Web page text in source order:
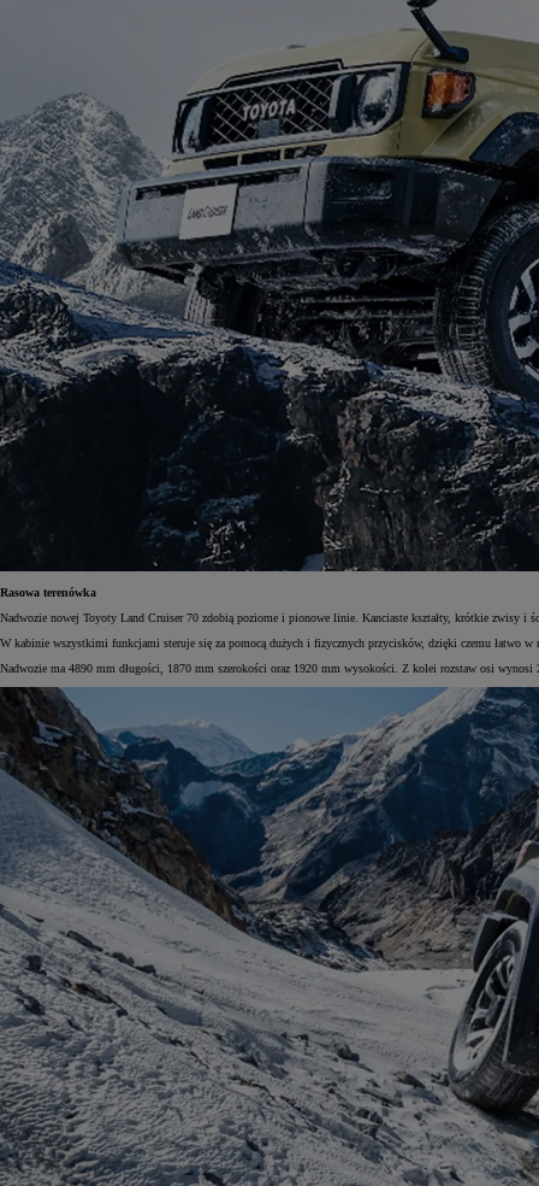
Od 105 300 zł
Corolla Hatchback
HYBRID
Rasowa terenówka
Nadwozie nowej Toyoty Land Cruiser 70 zdobią poziome i pionowe linie. Kanciaste kształty, krótkie zwisy i
W kabinie wszystkimi funkcjami steruje się za pomocą dużych i fizycznych przycisków, dzięki czemu łatwo
Nadwozie ma 4890 mm długości, 1870 mm szerokości oraz 1920 mm wysokości. Z kolei rozstaw osi wynosi